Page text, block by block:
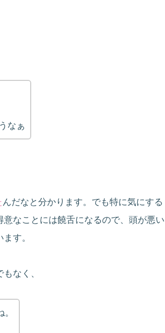
なぁ
んだなと分かります。でも特に気にする
なことには饒舌になるので、頭が悪い
す。
なく、